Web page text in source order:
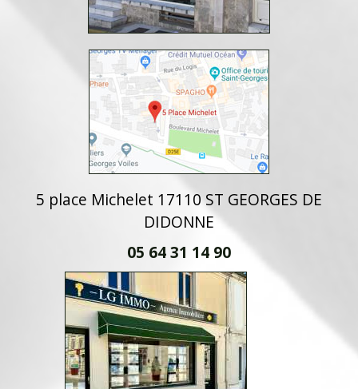
5 place Michelet 17110 ST GEORGES DE
DIDONNE
05 64 31 14 90